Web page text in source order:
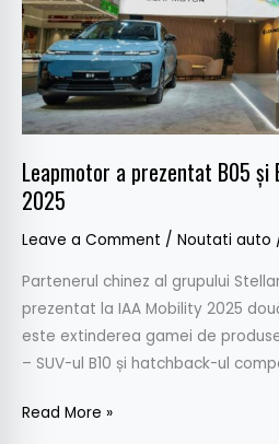
Leapmotor a prezentat B05 și
2025
Leave a Comment / Noutati auto
Partenerul chinez al grupului
prezentat la IAA Mobility 2025
este extinderea gamei de
– SUV-ul B10 și hatchback-ul
și
B10
la
IAA
Mobility
Read More »